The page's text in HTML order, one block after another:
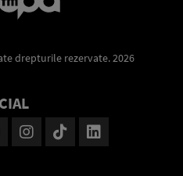
drepturile rezervate. 2026